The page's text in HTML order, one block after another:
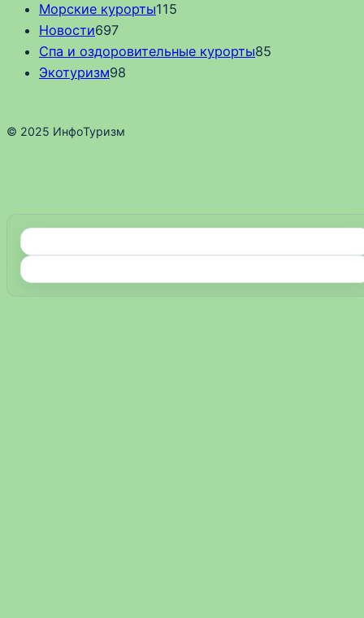
Морские курорты115
Новости697
Спа и оздоровительные курорты85
Экотуризм98
© 2025 ИнфоТуризм